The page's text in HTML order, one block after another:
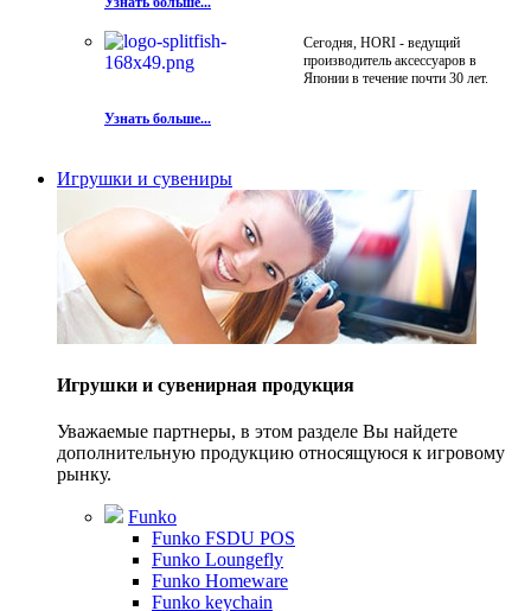
Сегодня, HORI - ведущий
производитель аксессуаров в
Японии в течение почти 30 лет.
Узнать больше...
Игрушки и сувениры
Игрушки и сувенирная продукция
Уважаемые партнеры, в этом разделе Вы найдете
дополнительную продукцию относящуюся к игровому
рынку.
Funko
Funko FSDU POS
Funko Loungefly
Funko Homeware
Funko keychain